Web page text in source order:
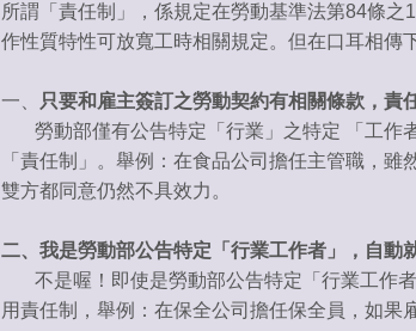
所謂「責任制」，係規定在勞動基準法第84條
作性質特性可放寬工時相關規定。但在口耳相傳
一、
只要和雇主簽訂之勞動契約有相關條款，責
勞動部僅有公告特定「行業」之特定 「工作
「責任制」。舉例：在食品公司擔任主管職，
雙方都同意仍然不具效力。
二、我是勞動部公告特定「行業工作者」，自動
不是喔！即使是勞動部公告特定「行業工作者
用責任制，舉例：在保全公司擔任保全員，如果